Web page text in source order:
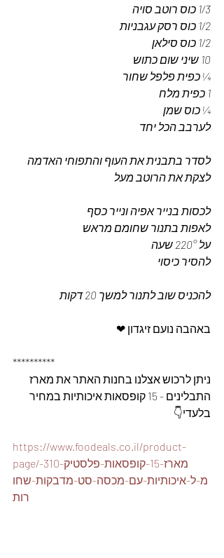
1/3 כוס רוטב סויה
1/2 כוס רסק עגבניות
1/2 כוס סילאן
10 שיני שום כתוש
¼ כפית פלפל שחור
1 כפית מלח
¼ כוס שמן
לערבב הכל יחד
לסדר בתבנית את העוף והתפוחי האדמה
לצקת את הרוטב מעל
לכסות בנייר אפיה ונייר כסף
לאפות בתנור שחומם מראש
על 220° שעה
להסיר כיסוי
להכניס שוב לתנור למשך 20 דקות
באהבה נועם זיגדון ❤
**********
ניתן לרכוש אצלנו בחנות האתר את מארז
התבלינים - 15 קופסאות איכותיות במחיר
בלעדי👇
https://www.foodeals.co.il/product-
page/מארז-15-קופסאות-פלסטיק-310-
מ-ל-איכותיות-עם-מכסה-סט-מדבקות-שחו
רות